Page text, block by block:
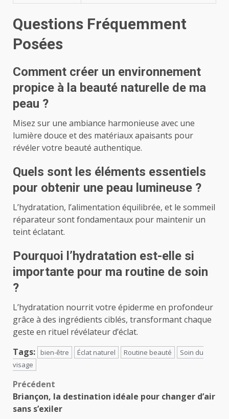
Questions Fréquemment
Posées
Comment créer un environnement
propice à la beauté naturelle de ma
peau ?
Misez sur une ambiance harmonieuse avec une
lumière douce et des matériaux apaisants pour
révéler votre beauté authentique.
Quels sont les éléments essentiels
pour obtenir une peau lumineuse ?
L’hydratation, l’alimentation équilibrée, et le sommeil
réparateur sont fondamentaux pour maintenir un
teint éclatant.
Pourquoi l’hydratation est-elle si
importante pour ma routine de soin
?
L’hydratation nourrit votre épiderme en profondeur
grâce à des ingrédients ciblés, transformant chaque
geste en rituel révélateur d’éclat.
Tags:
bien-être Éclat naturel Routine beauté
Soin du
visage
Navigation
d’article
Précédent
Briançon, la destination idéale pour changer d’air
sans s’exiler